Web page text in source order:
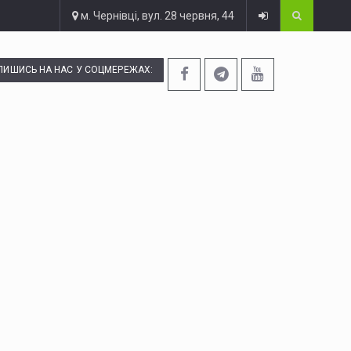
м. Чернівці, вул. 28 червня, 44
НА НАС У СОЦМЕРЕЖАХ: